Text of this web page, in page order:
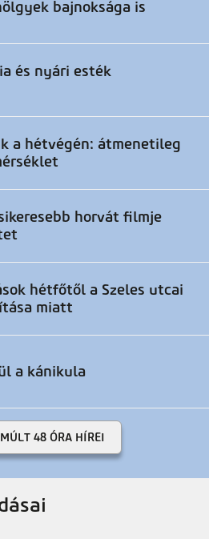
bajnoksága is
és nyári esték
a hétvégén: átmenetileg
horvát filmje
hétfőtől a Szeles utcai
miatt
a kánikula
48 ÓRA HÍREI